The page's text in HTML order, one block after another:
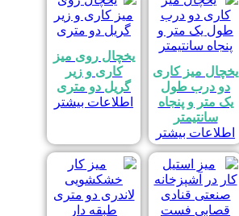
یخچال میز کاری
دو درب طول
یک متر و پنجاه
سانتیمتر
اطلاعات بیشتر
یخچال روی میز
کاری و زیر
گریل دو متری
اطلاعات بیشتر